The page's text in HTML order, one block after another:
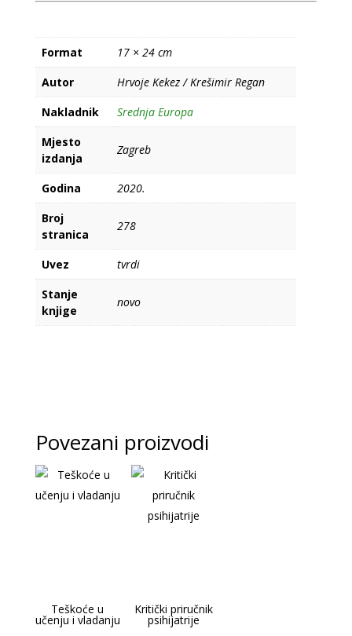
Format
17 × 24 cm
Autor
Hrvoje Kekez / Krešimir Regan
Nakladnik
Srednja Europa
Mjesto
izdanja
Zagreb
Godina
2020.
Broj
stranica
278
Uvez
tvrdi
Stanje
knjige
novo
Povezani proizvodi
Teškoće u
učenju i vladanju
Kritički priručnik
psihijatrije